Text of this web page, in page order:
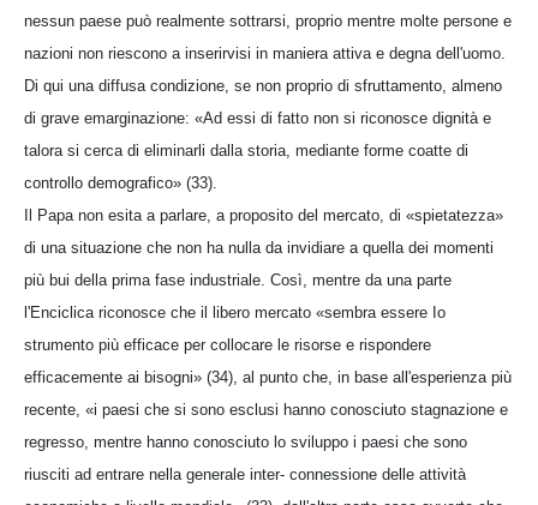
nessun paese può realmente sottrarsi, proprio mentre molte persone e
nazioni non riescono a inserirvisi in maniera attiva e degna dell'uomo.
Di qui una diffusa condizione, se non proprio di sfruttamento, almeno
di grave emarginazione: «Ad essi di fatto non si riconosce dignità e
talora si cerca di eliminarli dalla storia, mediante forme coatte di
controllo demografico» (33).
Il Papa non esita a parlare, a proposito del mercato, di «spietatezza»
di una situazione che non ha nulla da invidiare a quella dei momenti
più bui della prima fase industriale. Così, mentre da una parte
l'Enciclica riconosce che il libero mercato «sembra essere Io
strumento più efficace per collocare le risorse e rispondere
efficacemente ai bisogni» (34), al punto che, in base all'esperienza più
recente, «i paesi che si sono esclusi hanno conosciuto stagnazione e
regresso, mentre hanno conosciuto lo sviluppo i paesi che sono
riusciti ad entrare nella generale inter- connessione delle attività